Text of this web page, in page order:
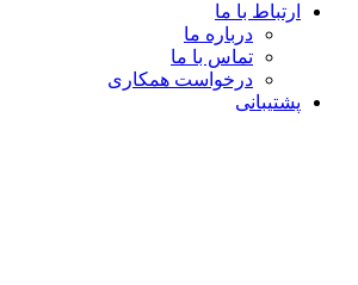
ارتباط با ما
درباره ما
تماس با ما
درخواست همکاری
پشتیبانی